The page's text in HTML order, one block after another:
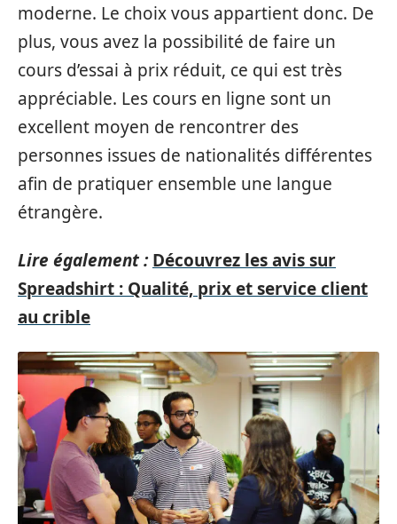
moderne. Le choix vous appartient donc. De
plus, vous avez la possibilité de faire un
cours d’essai à prix réduit, ce qui est très
appréciable. Les cours en ligne sont un
excellent moyen de rencontrer des
personnes issues de nationalités différentes
afin de pratiquer ensemble une langue
étrangère.
Lire également : Découvrez les avis sur
Spreadshirt : Qualité, prix et service client
au crible